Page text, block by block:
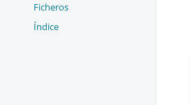
Ficheros
Índice